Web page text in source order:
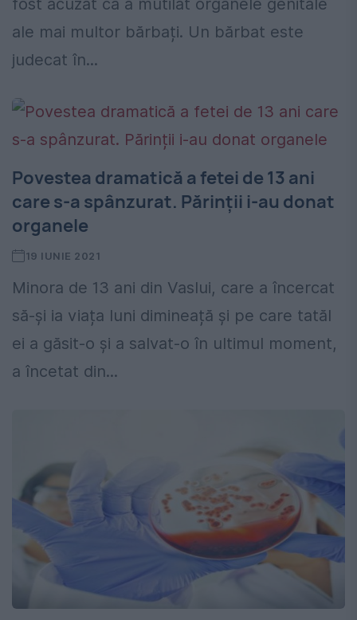
fost acuzat că a mutilat organele genitale
ale mai multor bărbați. Un bărbat este
judecat în...
Povestea dramatică a fetei de 13 ani
care s-a spânzurat. Părinții i-au donat
organele
19 IUNIE 2021
Minora de 13 ani din Vaslui, care a încercat
să-și ia viața luni dimineață și pe care tatăl
ei a găsit-o și a salvat-o în ultimul moment,
a încetat din...